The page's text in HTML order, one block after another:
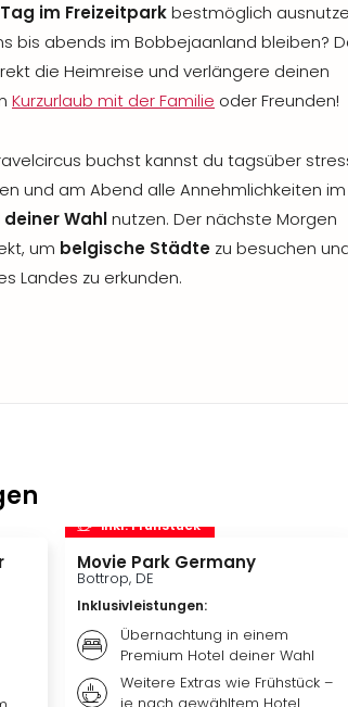
Tag im Freizeitparkbestmöglich
bis abends im Bobbejaanland bleiben?
die Heimreise und verlängere deinen
Kurzurlaub mit der Familie oder Freunden!
buchst kannst du tagsüber
und am Abend alle Annehmlichkeiten im
Wahlnutzen. Der nächste Morgen
um belgische Städte zu besuchen
Landes zu erkunden.
inkl. Frühstück
Movie Park Germany
Bottrop, DE
Inklusivleistungen:
Übernachtung in einem
Premium Hotel deiner Wahl
Weitere Extras wie Frühstück –